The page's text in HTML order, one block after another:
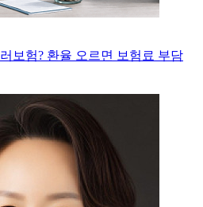
보험? 환율 오르면 보험료 부담